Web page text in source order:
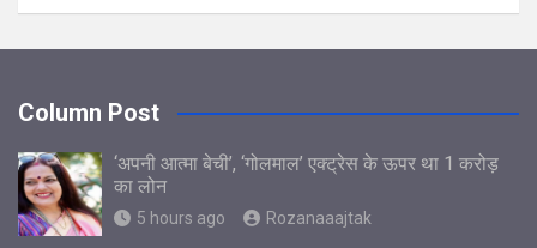
Column Post
‘अपनी आत्मा बेची’, ‘गोलमाल’ एक्ट्रेस के ऊपर था 1 करोड़
का लोन
5 hours ago Rozanaaajtak